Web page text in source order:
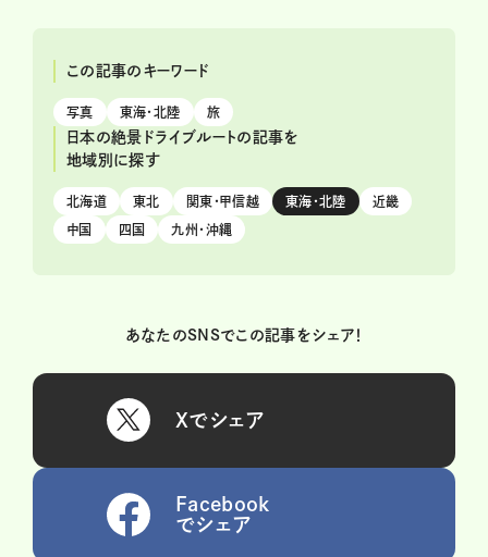
この記事のキーワード
写真 東海・北陸 旅
日本の絶景ドライブルートの記事を
地域別に探す
北海道 東北 関東・甲信越 東海・北陸 近畿
中国 四国 九州・沖縄
あなたのSNSでこの記事をシェア！
Xでシェア
Facebook
でシェア